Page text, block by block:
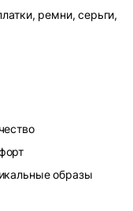
ремни, серьги,
образы